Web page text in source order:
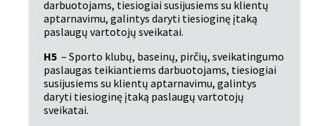
darbuotojams, tiesiogiai susijusiems su klientų
aptarnavimu, galintys daryti tiesioginę įtaką
paslaugų vartotojų sveikatai.
H5 – Sporto klubų, baseinų, pirčių, sveikatingumo
paslaugas teikiantiems darbuotojams, tiesiogiai
susijusiems su klientų aptarnavimu, galintys
daryti tiesioginę įtaką paslaugų vartotojų
sveikatai.